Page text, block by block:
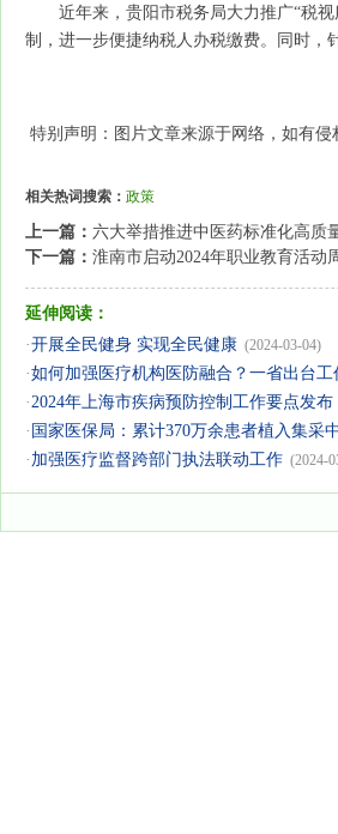
近年来，贵阳市税务局大力推广“税视
制，进一步便捷纳税人办税缴费。同时，
特别声明：图片文章来源于网络，如有
相关热词搜索： 政策
上一篇： 六大举措推进中医药标准化高质
下一篇： 淮南市启动2024年职业教育活动
延伸阅读：
·开展全民健身 实现全民健康 (2024-03-04)
·如何加强医疗机构医防融合？一省出台工
·2024年上海市疾病预防控制工作要点发布
· 国家医保局：累计370万余患者植入集采
· 加强医疗监督跨部门执法联动工作 (2024-